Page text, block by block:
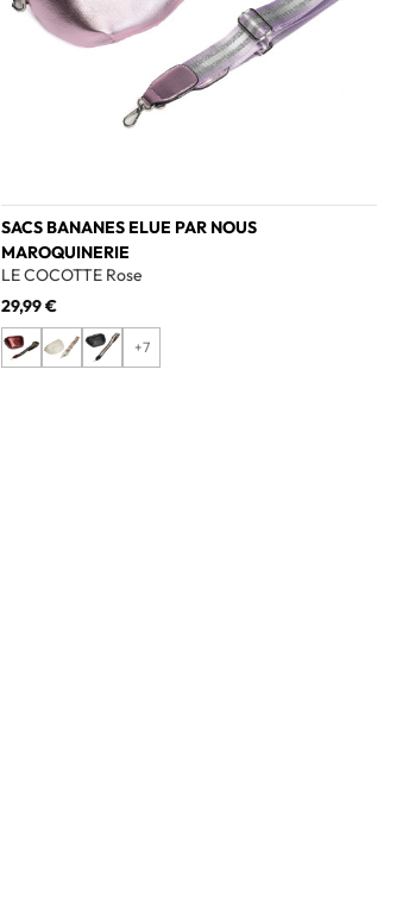
SACS BANANES ELUE PAR NOUS
MAROQUINERIE
LE COCOTTE Rose
29,99 €
+7